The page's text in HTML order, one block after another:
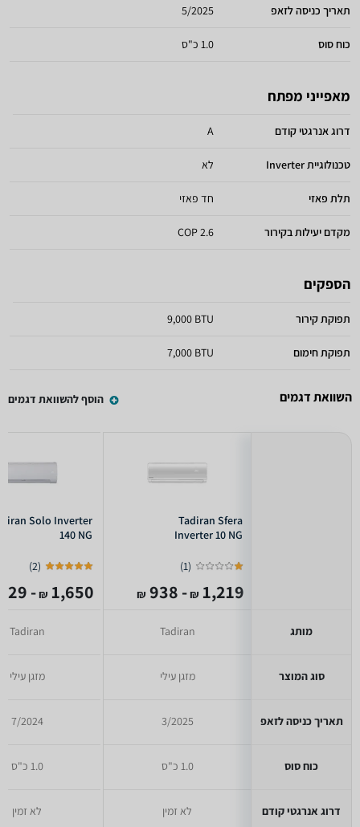
תאריך כניסה לזאפ 5/2025
כוח סוס 1.0 כ"ס
מאפייני מפתח
דרוג אנרגטי קודם A
טכנולוגיית Inverter לא
תלת פאזי חד פאזי
מקדם יעילות בקירור 2.6 COP
הספקים
תפוקת קירור 9,000 BTU
תפוקת חימום 7,000 BTU
השוואת דגמים הוסף להשוואת דגמים
מותג
סוג המוצר
תאריך כניסה לזאפ
כוח סוס
דרוג אנרגטי קודם
Tadiran Sfera
Inverter 10 NG
(
1
)
1,219
₪
- 938
₪
Tadiran
מזגן עילי
3/2025
1.0 כ"ס
לא זמין
Solo Inverter
140 NG
(
2
)
1,650
₪
- 1,329
Tadiran
מזגן עילי
7/2024
1.0 כ"ס
לא זמין